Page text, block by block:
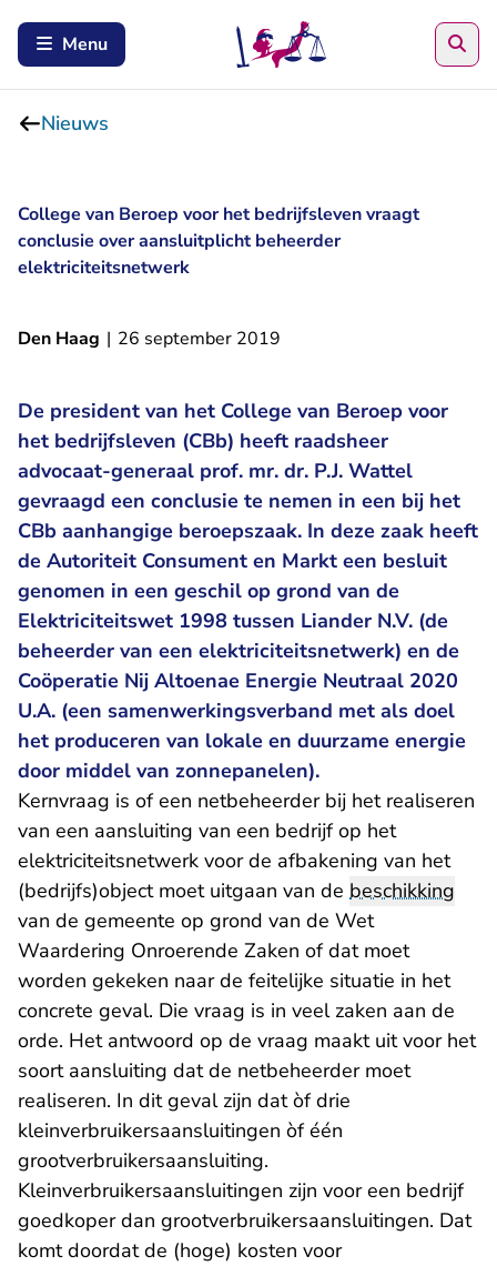
Menu
Nieuws
College van Beroep voor het bedrijfsleven vraagt
conclusie over aansluitplicht beheerder
elektriciteitsnetwerk
Den Haag | 26 september 2019
De president van het College van Beroep voor
het bedrijfsleven (CBb) heeft raadsheer
advocaat-generaal prof. mr. dr. P.J. Wattel
gevraagd een conclusie te nemen in een bij het
CBb aanhangige beroepszaak. In deze zaak heeft
de Autoriteit Consument en Markt een besluit
genomen in een geschil op grond van de
Elektriciteitswet 1998 tussen Liander N.V. (de
beheerder van een elektriciteitsnetwerk) en de
Coöperatie Nij Altoenae Energie Neutraal 2020
U.A. (een samenwerkingsverband met als doel
het produceren van lokale en duurzame energie
door middel van zonnepanelen).
Kernvraag is of een netbeheerder bij het realiseren
van een aansluiting van een bedrijf op het
elektriciteitsnetwerk voor de afbakening van het
(bedrijfs)object moet uitgaan van de beschikking
van de gemeente op grond van de Wet
Waardering Onroerende Zaken of dat moet
worden gekeken naar de feitelijke situatie in het
concrete geval. Die vraag is in veel zaken aan de
orde. Het antwoord op de vraag maakt uit voor het
soort aansluiting dat de netbeheerder moet
realiseren. In dit geval zijn dat òf drie
kleinverbruikersaansluitingen òf één
grootverbruikersaansluiting.
Kleinverbruikersaansluitingen zijn voor een bedrijf
goedkoper dan grootverbruikersaansluitingen. Dat
komt doordat de (hoge) kosten voor